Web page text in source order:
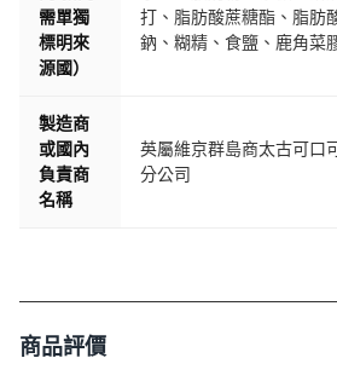
需單獨
標明來
源國）
打、脂肪酸蔗糖酯、脂肪
鈉、糊精、食鹽、鹿角菜
製造商
或國內
負責商
名稱
英屬維京群島商太古可口
分公司
商品評價